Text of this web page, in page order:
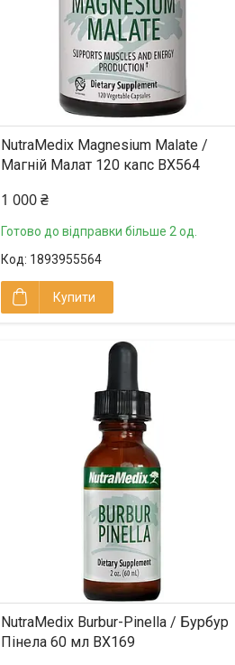
NutraMedix Magnesium Malate /
Магній Малат 120 капс BX564
1 000 ₴
Готово до відправки більше 2 од.
1893955564
Купити
NutraMedix Burbur-Pinella / Бурбур
Пінела 60 мл BX169